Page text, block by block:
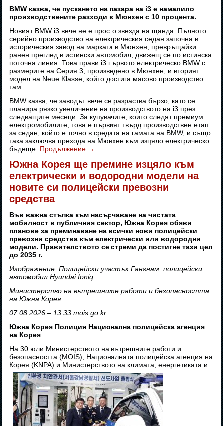
BMW казва, че пускането на пазара на i3 е намалило
производствените разходи в Мюнхен с 10 процента.
Новият BMW i3 вече не е просто звезда на щанда. Пълното
серийно производство на електрическия седан започна в
историческия завод на марката в Мюнхен, превръщайки
ранен преглед в истински автомобил, движещ се по истинска
поточна линия. Това прави i3 първото електрическо BMW с
размерите на Серия 3, произведено в Мюнхен, и вторият
модел на Neue Klasse, който достига масово производство
там.
BMW казва, че заводът вече се разраства бързо, като се
планира рязко увеличение на производството на i3 през
следващите месеци. За купувачите, които следят премиум
електромобилите, това е първият твърд производствен етап
за седан, който е точно в средата на гамата на BMW, и също
така заключва прехода на Мюнхен към изцяло електрическо
бъдеще. Продължение →
Южна Корея ще премине изцяло към
електрически и водородни модели на
новите си полицейски превозни
средства
Във важна стъпка към насърчаване на чистата
мобилност в публичния сектор, Южна Корея обяви
планове за преминаване на всички нови полицейски
превозни средства към електрически или водородни
модели. Правителството се стреми да постигне тази цел
до 2035 г.
Изображение: Полицейски участък Гангнам, полицейски
автомобил Hyundai Ioniq
Министерство на вътрешните работи и безопасността
на Южна Корея
07.08.2026 – 13:33 mois.go.kr
Южна Корея Полиция Национална полицейска агенция
на Корея
На 30 юли Министерството на вътрешните работи и
безопасността (MOIS), Националната полицейска агенция на
Корея (KNPA) и Министерството на климата, енергетиката и